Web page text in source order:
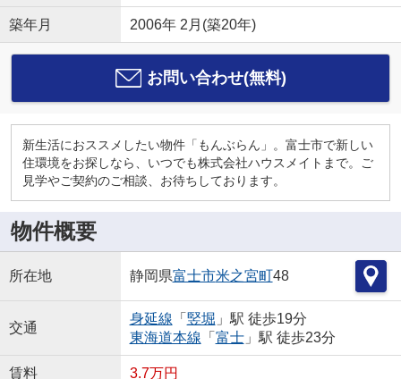
築年月 2006年 2月(築20年)
お問い合わせ(無料)
新生活におススメしたい物件「もんぶらん」。富士市で新しい
住環境をお探しなら、いつでも株式会社ハウスメイトまで。ご
見学やご契約のご相談、お待ちしております。
物件概要
所在地 静岡県富士市米之宮町48
交通
身延線 「 竪堀 」駅 徒歩19分
東海道本線 「 富士」駅 徒歩23分
賃料 3.7万円